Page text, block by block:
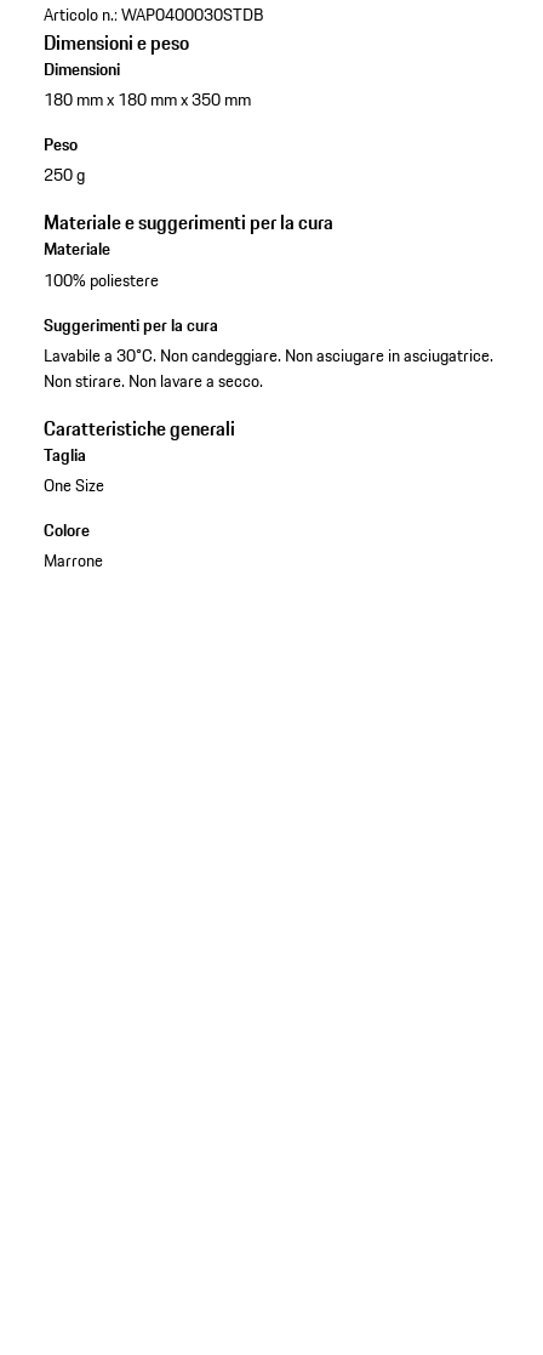
Articolo n.:WAP0400030STDB
Dimensioni e peso
Dimensioni
180 mm x 180 mm x 350 mm
Peso
250 g
Materiale e suggerimenti per la cura
Materiale
100% poliestere
Suggerimenti per la cura
Lavabile a 30°C. Non candeggiare. Non asciugare in asciugatrice.
Non stirare. Non lavare a secco.
Caratteristiche generali
Taglia
One Size
Colore
Marrone